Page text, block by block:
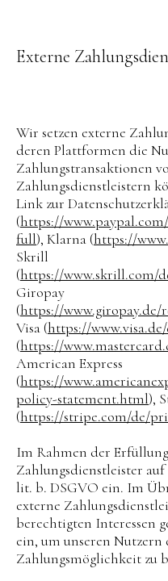
Externe
Wir setzen externe
deren Plattformen die
Zahlungstransaktionen
Zahlungsdienstleistern
Link zur
(https://
full), Klarna (https://
Skrill
(https://www.skrill.com/
Giropay
(https://www.giropay.de/
Visa (https://
(https://
American Express
(https://
policy-statement.html),
(https://stripe.com/de/
Im Rahmen der
Zahlungsdienstleister
lit. b. DSGVO ein. Im
externe
berechtigten Interessen
ein, um unseren
Zahlungsmöglichkeit zu